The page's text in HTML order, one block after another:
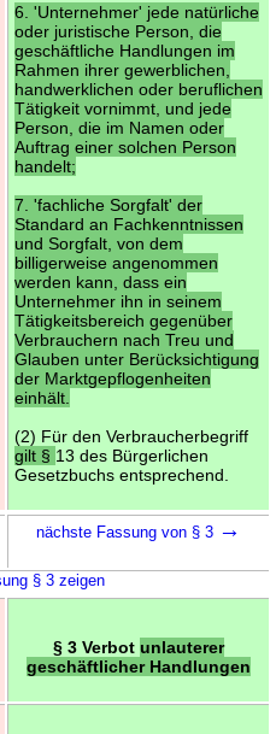
6. 'Unternehmer' jede natürliche
oder juristische Person, die
geschäftliche Handlungen im
Rahmen ihrer gewerblichen,
handwerklichen oder beruflichen
Tätigkeit vornimmt, und jede
Person, die im Namen oder
Auftrag einer solchen Person
handelt;
7. 'fachliche Sorgfalt' der
Standard an Fachkenntnissen
und Sorgfalt, von dem
billigerweise angenommen
werden kann, dass ein
Unternehmer ihn in seinem
Tätigkeitsbereich gegenüber
Verbrauchern nach Treu und
Glauben unter Berücksichtigung
der Marktgepflogenheiten
einhält.
(2) Für den Verbraucherbegriff
gilt § 13 des Bürgerlichen
Gesetzbuchs entsprechend.
nächste Fassung von § 3 →
§ 3 zeigen
§ 3 Verbot unlauterer
geschäftlicher Handlungen